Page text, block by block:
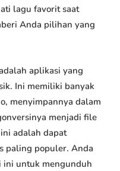
lagu favorit saat
Anda pilihan yang
aplikasi yang
Ini memiliki banyak
menyimpannya dalam
menjadi file
adalah dapat
paling populer. Anda
ini untuk mengunduh